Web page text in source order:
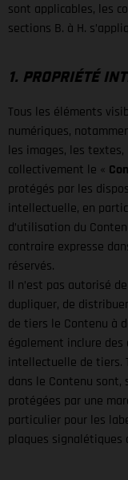
sont applicables, les
sections B. à H.
1. PROPRIÉTÉ
Tous les éléments
numériques,
les images, les
collectivement le «
protégés par les
intellectuelle, en
d’utilisation du
contraire expresse
réservés.
Il n’est pas autorisé
dupliquer, de
de tiers le Contenu à
également inclure
intellectuelle de tiers.
dans le Contenu sont,
protégées par une
particulier pour les
plaques signalétiques